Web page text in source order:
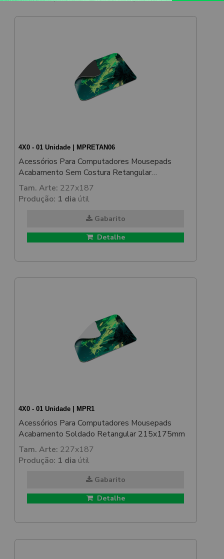
4X0 - 01 Unidade | MPRETAN06
Acessórios Para Computadores Mousepads
Acabamento Sem Costura Retangular
215x175mm
Tam. Arte: 227x187
Produção: 1 dia útil
Gabarito
Detalhe
4X0 - 01 Unidade | MPR1
Acessórios Para Computadores Mousepads
Acabamento Soldado Retangular 215x175mm
Tam. Arte: 227x187
Produção: 1 dia útil
Gabarito
Detalhe